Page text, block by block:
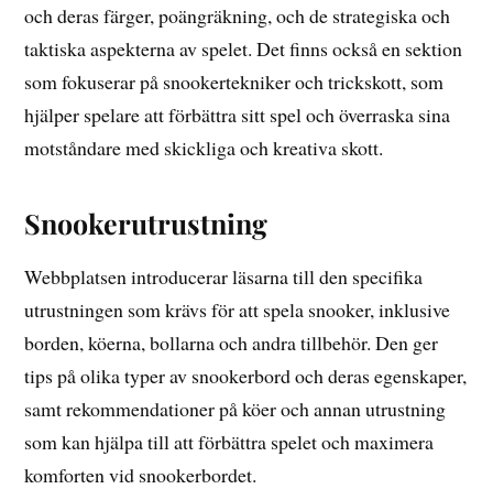
och deras färger, poängräkning, och de strategiska och
taktiska aspekterna av spelet. Det finns också en sektion
som fokuserar på snookertekniker och trickskott, som
hjälper spelare att förbättra sitt spel och överraska sina
motståndare med skickliga och kreativa skott.
Snookerutrustning
Webbplatsen introducerar läsarna till den specifika
utrustningen som krävs för att spela snooker, inklusive
borden, köerna, bollarna och andra tillbehör. Den ger
tips på olika typer av snookerbord och deras egenskaper,
samt rekommendationer på köer och annan utrustning
som kan hjälpa till att förbättra spelet och maximera
komforten vid snookerbordet.